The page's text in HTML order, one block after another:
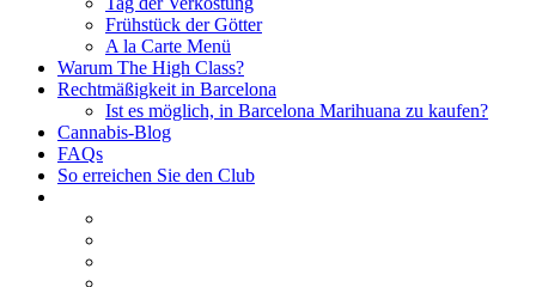
Frühstück der Götter
A la Carte Menü
Warum The High Class?
Rechtmäßigkeit in Barcelona
Ist es möglich, in Barcelona Marihuana zu kaufen?
Cannabis-Blog
FAQs
So erreichen Sie den Club